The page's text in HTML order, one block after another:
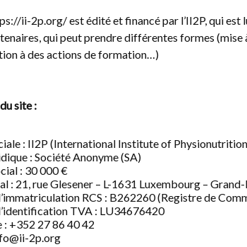
ii-2p.org/ est édité et financé par l’II2P, qui
qui peut prendre différentes formes
à des actions de formation…)
site :
: II2P (International Institute of
: Société Anonyme (SA)
: 30 000 €
: 21, rue Glesener – L-1631 Luxembourg –
RCS : B262260 (Registre de
TVA : LU34676420
: +352 27 86 40 42
2p.org